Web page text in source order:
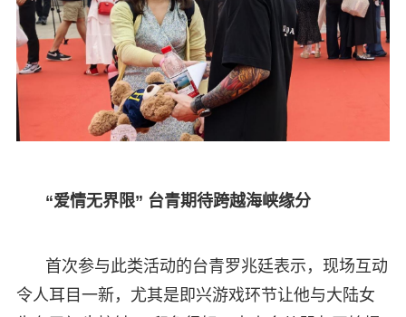
“爱情无界限” 台青期待跨越海峡缘分
首次参与此类活动的台青罗兆廷表示，现场互动
令人耳目一新，尤其是即兴游戏环节让他与大陆女